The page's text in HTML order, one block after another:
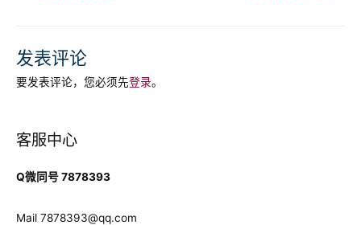
航
发表评论
要发表评论，您必须先登录。
客服中心
Q微同号 7878393
Mail 7878393@qq.com